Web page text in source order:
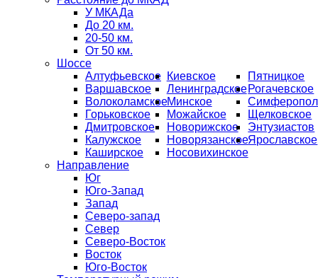
У МКАДа
До 20 км.
20-50 км.
От 50 км.
Шоссе
Алтуфьевское
Варшавское
Волоколамское
Горьковское
Дмитровское
Калужское
Каширское
Киевское
Ленинградское
Минское
Можайское
Новорижское
Новорязанское
Носовихинское
Пятницкое
Рогачевское
Щелковское
Энтузиастов
Ярославское
Направление
Юг
Юго-Запад
Запад
Северо-запад
Север
Северо-Восток
Восток
Юго-Восток